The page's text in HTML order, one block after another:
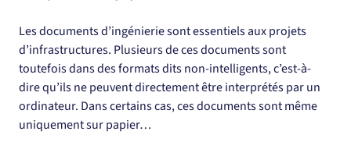
Les documents d’ingénierie sont essentiels aux projets
d’infrastructures. Plusieurs de ces documents sont
toutefois dans des formats dits non-intelligents, c’est-à-
dire qu’ils ne peuvent directement être interprétés par un
ordinateur. Dans certains cas, ces documents sont même
uniquement sur papier…